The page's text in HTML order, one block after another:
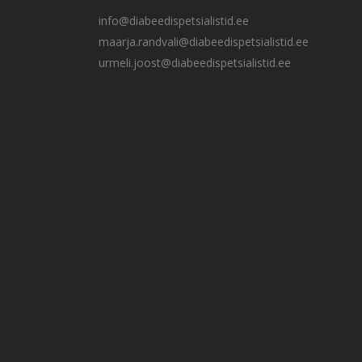
info@diabeedispetsialistid.ee
maarja.randvali@diabeedispetsialistid.ee
urmeli.joost@diabeedispetsialistid.ee